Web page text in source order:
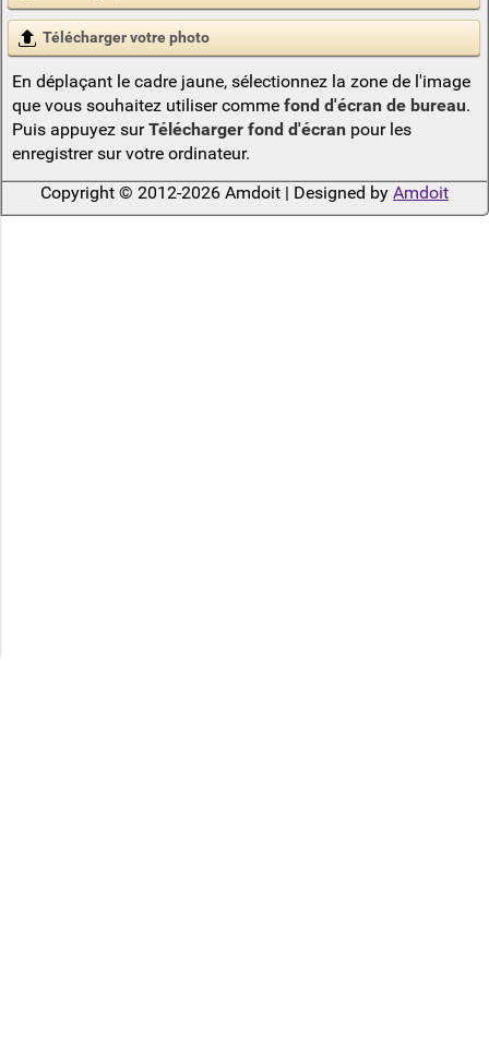
Télécharger votre photo
En déplaçant le cadre jaune, sélectionnez la zone de l'image
que vous souhaitez utiliser comme fond d'écran de bureau.
Puis appuyez surTélécharger fond d'écranpour les
enregistrer sur votre ordinateur.
Copyright © 2012-2026 Amdoit | Designed by Amdoit